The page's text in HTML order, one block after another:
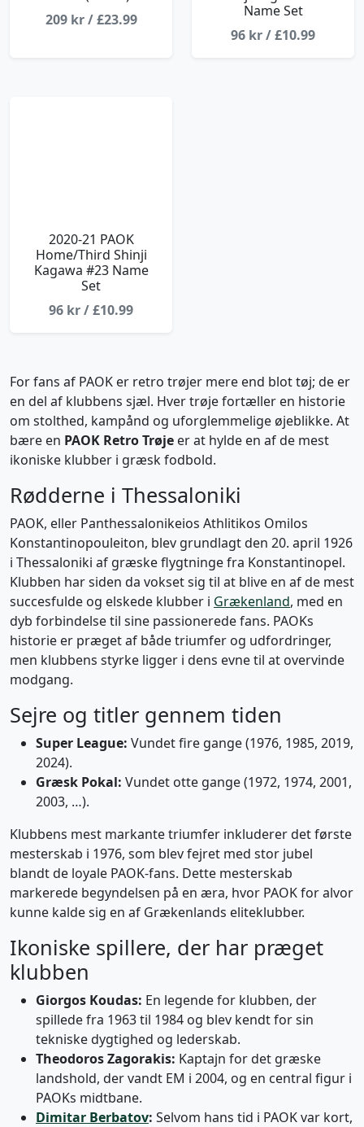
209 kr / £23.99
Name Set
96 kr / £10.99
2020-21 PAOK
Home/Third Shinji
Kagawa #23 Name
Set
96 kr / £10.99
For fans af PAOK er retro trøjer mere end blot tøj; de er
en del af klubbens sjæl. Hver trøje fortæller en historie
om stolthed, kampånd og uforglemmelige øjeblikke. At
bære en PAOK Retro Trøje er at hylde en af de mest
ikoniske klubber i græsk fodbold.
Rødderne i Thessaloniki
PAOK, eller Panthessalonikeios Athlitikos Omilos
Konstantinopouleiton, blev grundlagt den 20. april 1926
i Thessaloniki af græske flygtninge fra Konstantinopel.
Klubben har siden da vokset sig til at blive en af de mest
succesfulde og elskede klubber i Grækenland, med en
dyb forbindelse til sine passionerede fans. PAOKs
historie er præget af både triumfer og udfordringer,
men klubbens styrke ligger i dens evne til at overvinde
modgang.
Sejre og titler gennem tiden
Super League: Vundet fire gange (1976, 1985, 2019,
2024).
Græsk Pokal: Vundet otte gange (1972, 1974, 2001,
2003, …).
Klubbens mest markante triumfer inkluderer det første
mesterskab i 1976, som blev fejret med stor jubel
blandt de loyale PAOK-fans. Dette mesterskab
markerede begyndelsen på en æra, hvor PAOK for alvor
kunne kalde sig en af Grækenlands eliteklubber.
Ikoniske spillere, der har præget
klubben
Giorgos Koudas: En legende for klubben, der
spillede fra 1963 til 1984 og blev kendt for sin
tekniske dygtighed og lederskab.
Theodoros Zagorakis: Kaptajn for det græske
landshold, der vandt EM i 2004, og en central figur i
PAOKs midtbane.
Dimitar Berbatov: Selvom hans tid i PAOK var kort,